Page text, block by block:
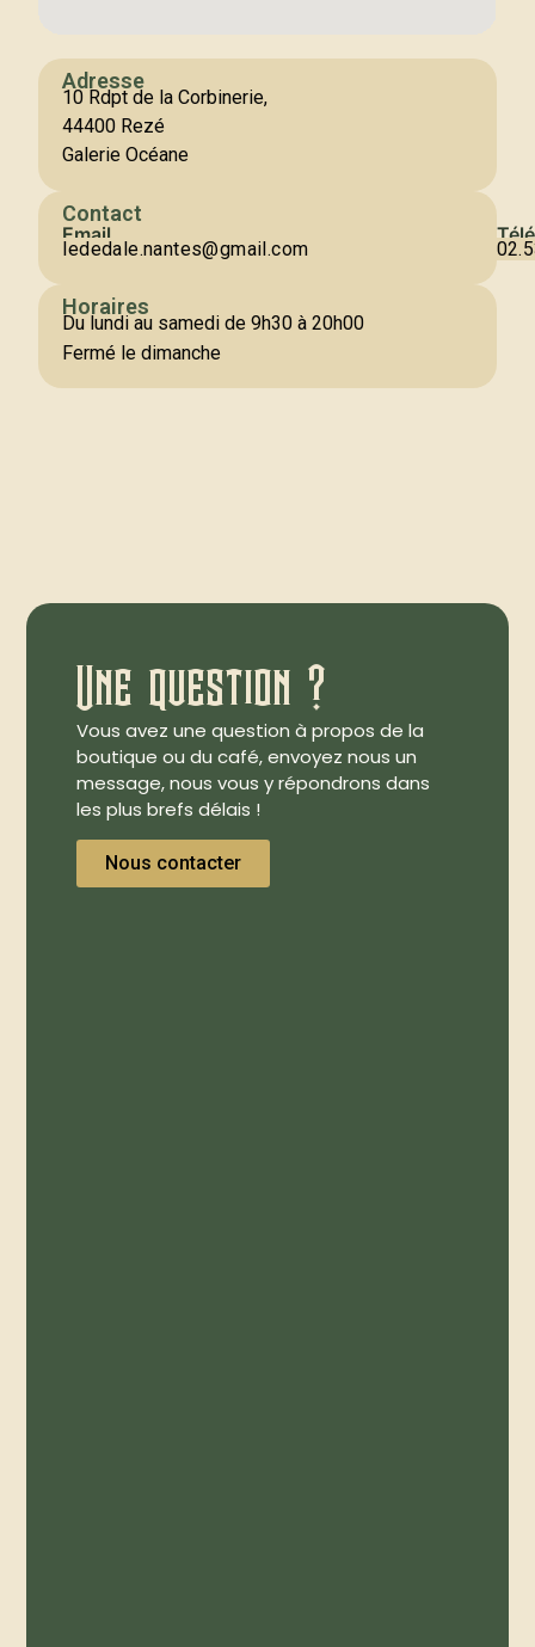
Adresse
10 Rdpt de la Corbinerie,
44400 Rezé
Galerie Océane
Contact
Email
lededale.nantes@gmail.com
Horaires
Du lundi au samedi de 9h30 à 20h00
Fermé le dimanche
Une question ?
Vous avez une question à propos de la
boutique ou du café, envoyez nous un
message, nous vous y répondrons dans
les plus brefs délais !
Nous contacter